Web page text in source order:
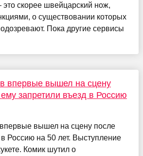
скорее швейцарский нож,
о существовании которых
Пока другие сервисы
впервые вышел на сцену
ему запретили въезд в Россию
вышел на сцену после
Россию на 50 лет. Выступление
Комик шутил о